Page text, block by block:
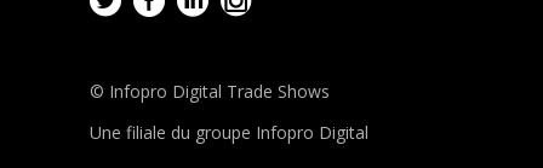
© Infopro Digital Trade Shows
Une filiale du groupe Infopro Digital